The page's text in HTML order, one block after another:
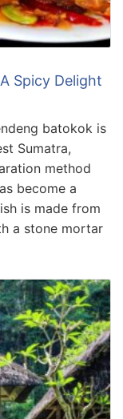
Spicy Delight
batokok is
Sumatra,
method
become a
is made from
a stone mortar